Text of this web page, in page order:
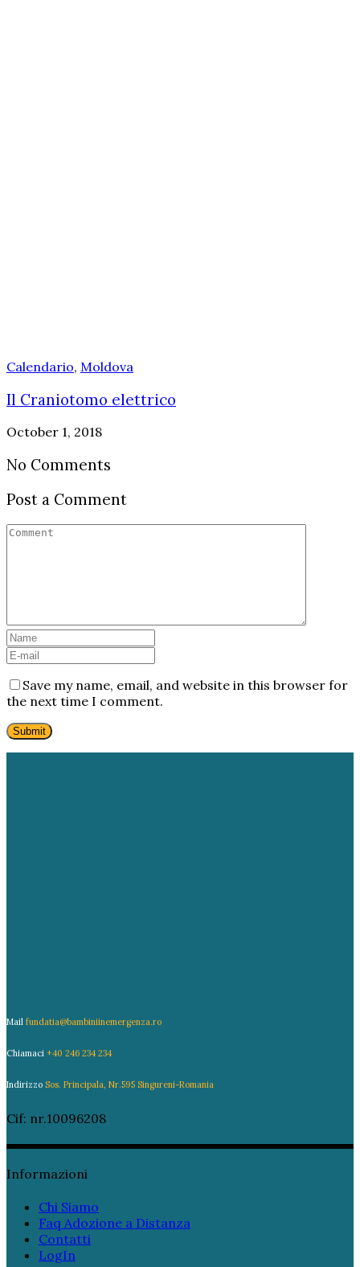
Calendario, Moldova
Il Craniotomo elettrico
October 1, 2018
No Comments
Post a Comment
Save my name, email, and website in this browser for
the next time I comment.
Mail fundatia@bambiniinemergenza.ro
Chiamaci +40 246 234 234
Indirizzo Sos. Principala, Nr.595 Singureni-Romania
Cif: nr.10096208
Informazioni
Chi Siamo
Faq Adozione a Distanza
Contatti
LogIn